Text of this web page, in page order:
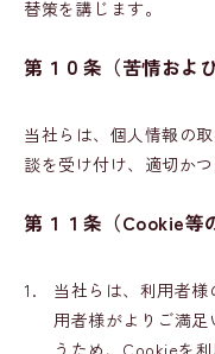
替策を講じます。
第１０条（苦情およ
当社らは、個人情報の
談を受け付け、適切か
第１１条 （Cookie等
1.
当社らは、利用者
用者様がよりご満
うため、Cookieを利